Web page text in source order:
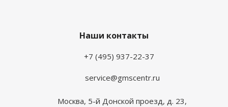
Наши контакты
+7 (495) 937-22-37
service@gmscentr.ru
Москва, 5-й Донской проезд, д. 23,